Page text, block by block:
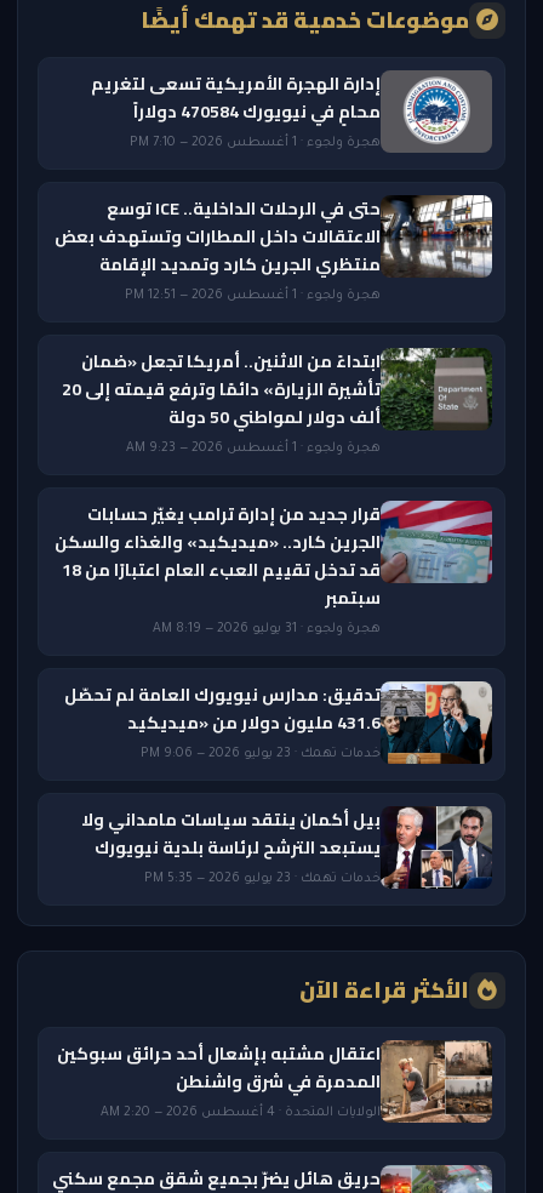
موضوعات خدمية قد تهمك أيضًا
إدارة الهجرة الأمريكية تسعى لتغريم
محامٍ في نيويورك 470584 دولاراً
هجرة ولجوء · 1 أغسطس 2026 — 7:10 PM
حتى في الرحلات الداخلية.. ICE توسع
الاعتقالات داخل المطارات وتستهدف بعض
منتظري الجرين كارد وتمديد الإقامة
هجرة ولجوء · 1 أغسطس 2026 — 12:51 PM
ابتداءً من الاثنين.. أمريكا تجعل «ضمان
تأشيرة الزيارة» دائمًا وترفع قيمته إلى 20
ألف دولار لمواطني 50 دولة
هجرة ولجوء · 1 أغسطس 2026 — 9:23 AM
قرار جديد من إدارة ترامب يغيّر حسابات
الجرين كارد.. «ميديكيد» والغذاء والسكن
قد تدخل تقييم العبء العام اعتبارًا من 18
سبتمبر
هجرة ولجوء · 31 يوليو 2026 — 8:19 AM
تدقيق: مدارس نيويورك العامة لم تحصّل
431.6 مليون دولار من «ميديكيد
خدمات تهمك · 23 يوليو 2026 — 9:06 PM
بيل أكمان ينتقد سياسات مامداني ولا
يستبعد الترشح لرئاسة بلدية نيويورك
خدمات تهمك · 23 يوليو 2026 — 5:35 PM
الأكثر قراءة الآن
اعتقال مشتبه بإشعال أحد حرائق سبوكين
المدمرة في شرق واشنطن
الولايات المتحدة · 4 أغسطس 2026 — 2:20 AM
حريق هائل يضرّ بجميع شقق مجمع سكني